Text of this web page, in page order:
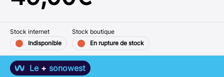
Stock internet
Indisponible
Stock boutique
En rupture de stock
Le + sonowest